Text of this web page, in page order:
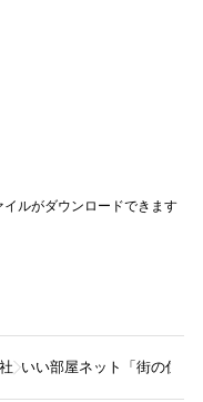
ルがダウンロードできます
いい部屋ネット「街の住み